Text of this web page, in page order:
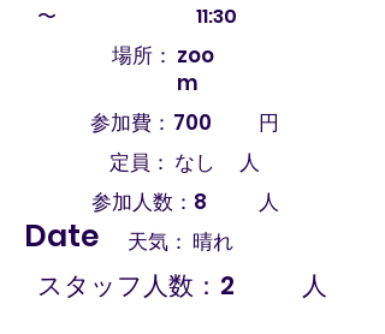
〜
11:30
場所： zoo
m
参加費： 700
円
定員： なし
人
参加人数： 8
人
天気： 晴れ
スタッフ人数： 2 人
Date